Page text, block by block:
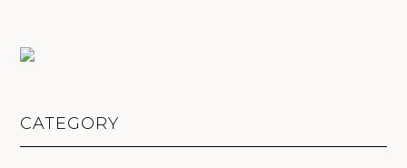
CATEGORY